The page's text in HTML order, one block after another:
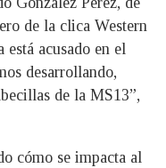
de la clica Western
acusado en el
desarrollando,
de la MS13”,
cómo se impacta al